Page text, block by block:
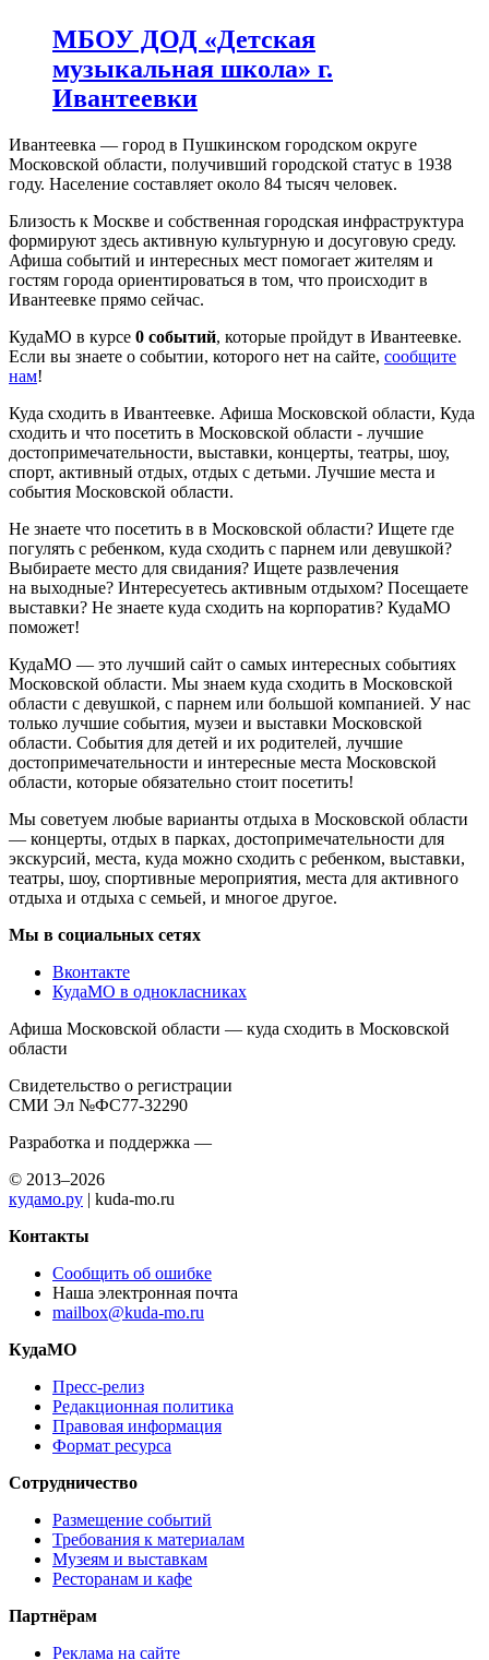
МБОУ ДОД «Детская
музыкальная школа» г.
Ивантеевки
Ивантеевка — город в Пушкинском городском округе
Московской области, получивший городской статус в 1938
году. Население составляет около 84 тысяч человек.
Близость к Москве и собственная городская инфраструктура
формируют здесь активную культурную и досуговую среду.
Афиша событий и интересных мест помогает жителям и
гостям города ориентироваться в том, что происходит в
Ивантеевке прямо сейчас.
КудаМО в курсе 0 событий, которые пройдут в Ивантеевке.
Если вы знаете о событии, которого нет на сайте, сообщите
нам!
Куда сходить в Ивантеевке. Афиша Московской области, Куда
сходить и что посетить в Московской области - лучшие
достопримечательности, выставки, концерты, театры, шоу,
спорт, активный отдых, отдых с детьми. Лучшие места и
события Московской области.
Не знаете что посетить в в Московской области? Ищете где
погулять с ребенком, куда сходить с парнем или девушкой?
Выбираете место для свидания? Ищете развлечения
на выходные? Интересуетесь активным отдыхом? Посещаете
выставки? Не знаете куда сходить на корпоратив? КудаМО
поможет!
КудаМО — это лучший сайт о самых интересных событиях
Московской области. Мы знаем куда сходить в Московской
области с девушкой, с парнем или большой компанией. У нас
только лучшие события, музеи и выставки Московской
области. События для детей и их родителей, лучшие
достопримечательности и интересные места Московской
области, которые обязательно стоит посетить!
Мы советуем любые варианты отдыха в Московской области
— концерты, отдых в парках, достопримечательности для
экскурсий, места, куда можно сходить с ребенком, выставки,
театры, шоу, спортивные мероприятия, места для активного
отдыха и отдыха с семьей, и многое другое.
Мы в социальных сетях
Вконтакте
КудаМО в однокласниках
Афиша Московской области — куда сходить в Московской
области
Свидетельство о регистрации
СМИ Эл №ФС77-32290
Разработка и поддержка —
© 2013–2026
кудамо.ру | kuda-mo.ru
Контакты
Сообщить об ошибке
Наша электронная почта
mailbox@kuda-mo.ru
КудаМО
Пресс-релиз
Редакционная политика
Правовая информация
Формат ресурса
Сотрудничество
Размещение событий
Требования к материалам
Музеям и выставкам
Ресторанам и кафе
Партнёрам
Реклама на сайте